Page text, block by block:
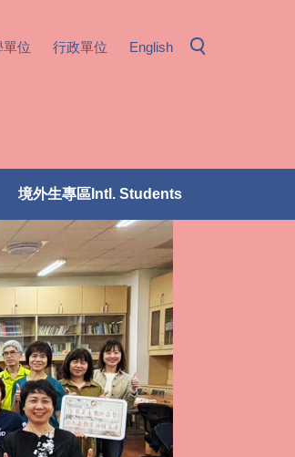
單位 行政單位 English
境外生專區Intl. Students